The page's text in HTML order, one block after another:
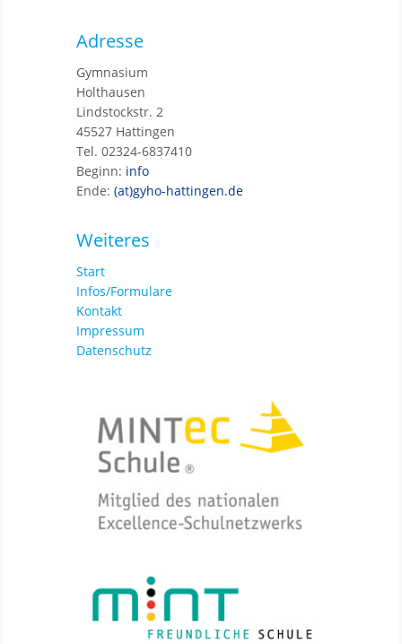
Adresse
Gymnasium
Holthausen
Lindstockstr. 2
45527 Hattingen
Tel. 02324-6837410
Beginn: info
Ende: (at)gyho-hattingen.de
Weiteres
Start
Infos/Formulare
Kontakt
Impressum
Datenschutz